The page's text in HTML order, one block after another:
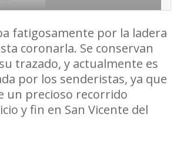
fatigosamente por la ladera
coronarla. Se conservan
trazado, y actualmente es
por los senderistas, ya que
un precioso recorrido
y fin en San Vicente del